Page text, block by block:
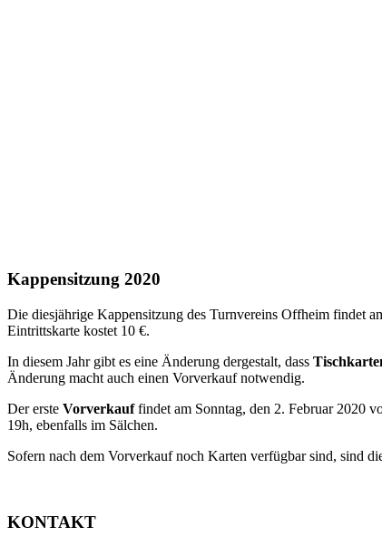
Kappensitzung 2020
Die diesjährige Kappensitzung des Turnvereins Offheim findet
Eintrittskarte kostet 10 €.
In diesem Jahr gibt es eine Änderung dergestalt, dass
Änderung macht auch einen Vorverkauf notwendig.
Der erste Vorverkauffindet am Sonntag, den 2. Februar 2020
19h, ebenfalls im Sälchen.
Sofern nach dem Vorverkauf noch Karten verfügbar sind, sind
KONTAKT